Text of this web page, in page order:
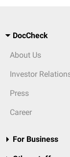
DocCheck
About Us
Investor
Press
Career
For Business